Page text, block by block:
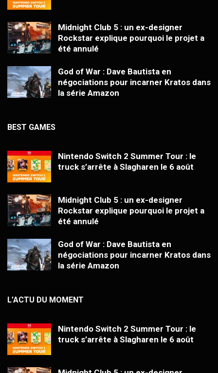
Midnight Club 5 : un ex-designer
Rockstar explique pourquoi le projet a
été annulé
God of War : Dave Bautista en
négociations pour incarner Kratos dans
la série Amazon
BEST GAMES
Nintendo Switch 2 Summer Tour : le
truck s’arrête à Slagharen le 6 août
Midnight Club 5 : un ex-designer
Rockstar explique pourquoi le projet a
été annulé
God of War : Dave Bautista en
négociations pour incarner Kratos dans
la série Amazon
L’ACTU DU MOMENT
Nintendo Switch 2 Summer Tour : le
truck s’arrête à Slagharen le 6 août